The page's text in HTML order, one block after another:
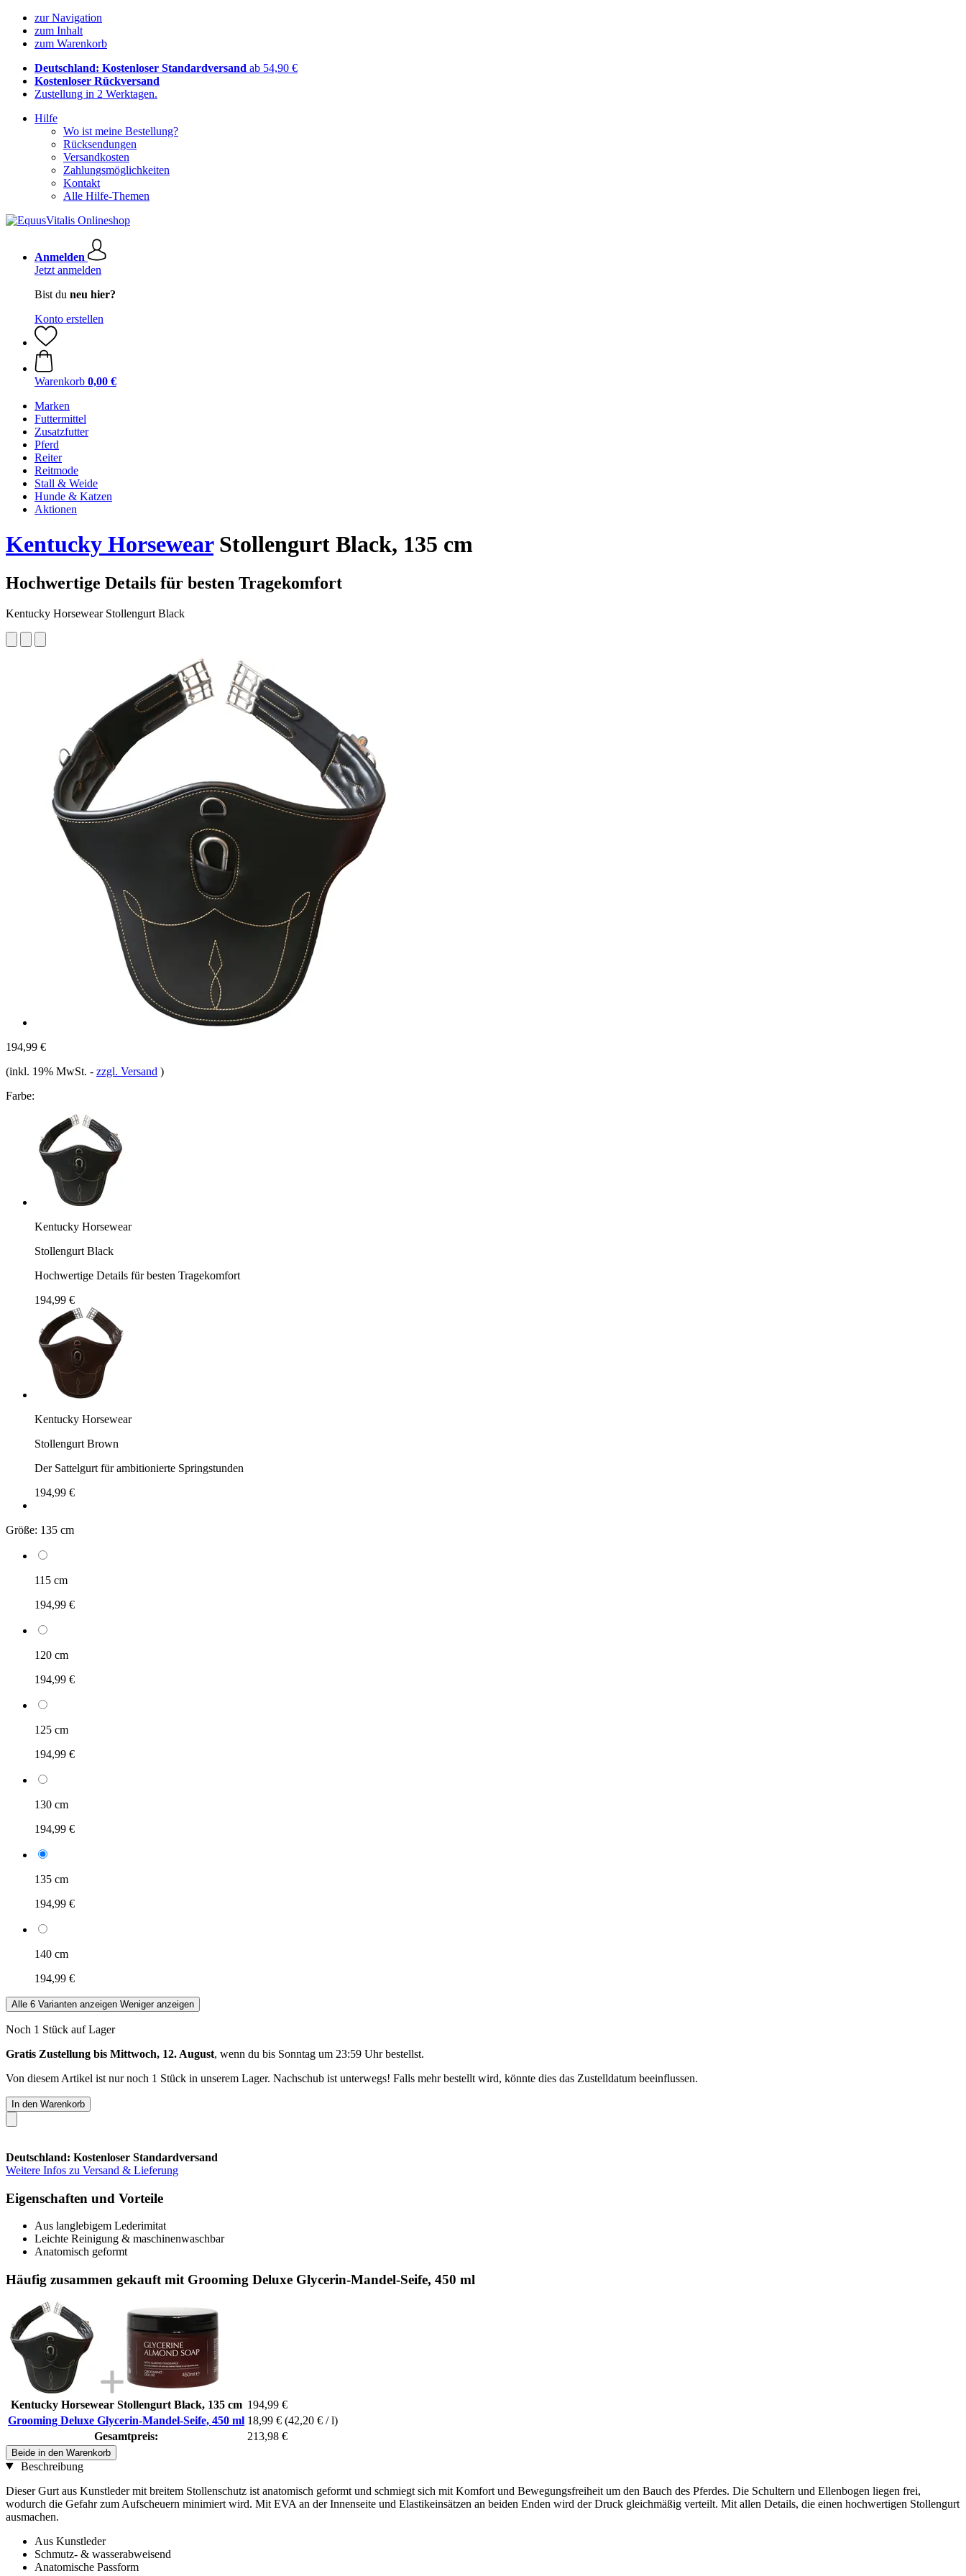
zur Navigation
zum Inhalt
zum Warenkorb
Deutschland: Kostenloser Standardversand ab 54,90 €
Kostenloser Rückversand
Zustellung in 2 Werktagen.
Hilfe
Wo ist meine Bestellung?
Rücksendungen
Versandkosten
Zahlungsmöglichkeiten
Kontakt
Alle Hilfe-Themen
Anmelden
Jetzt anmelden
Bist du neu hier?
Konto erstellen
Warenkorb 0,00 €
Marken
Futtermittel
Zusatzfutter
Pferd
Reiter
Reitmode
Stall & Weide
Hunde & Katzen
Aktionen
Kentucky HorsewearStollengurt Black, 135 cm
Hochwertige Details für besten Tragekomfort
Kentucky Horsewear Stollengurt Black
194,99 €
(inkl. 19% MwSt. - zzgl. Versand )
Farbe:
Kentucky Horsewear
Stollengurt Black
Hochwertige Details für besten Tragekomfort
194,99 €
Kentucky Horsewear
Stollengurt Brown
Der Sattelgurt für ambitionierte Springstunden
194,99 €
Größe: 135 cm
115 cm
194,99 €
120 cm
194,99 €
125 cm
194,99 €
130 cm
194,99 €
135 cm
194,99 €
140 cm
194,99 €
Alle 6 Varianten anzeigen Weniger anzeigen
Noch 1 Stück auf Lager
Gratis Zustellung bis Mittwoch, 12. August, wenn du bis Sonntag um 23:59 Uhrbestellst.
Von diesem Artikel ist nur noch 1 Stück in unserem Lager. Nachschub ist unterwegs! Falls mehr bestellt wird, könnte dies das Zustelldatum beeinflussen.
In den Warenkorb
Deutschland: Kostenloser Standardversand
Weitere Infos zu Versand & Lieferung
Eigenschaften und Vorteile
Aus langlebigem Lederimitat
Leichte Reinigung & maschinenwaschbar
Anatomisch geformt
Häufig zusammen gekauft mit Grooming Deluxe Glycerin-Mandel-Seife, 450 ml
Kentucky Horsewear Stollengurt Black, 135 cm 194,99 €
Grooming Deluxe Glycerin-Mandel-Seife, 450 ml 18,99 € (42,20 € / l)
Gesamtpreis:
213,98 €
Beide in den Warenkorb
Beschreibung
Dieser Gurt aus Kunstleder mit breitem Stollenschutz ist anatomisch geformt und schmiegt sich mit Komfort und Bewegungsfreiheit um den Bauch des Pferdes. Die Schultern und Ellenbogen liegen frei,
wodurch die Gefahr zum Aufscheuern minimiert wird. Mit EVA an der Innenseite und Elastikeinsätzen an beiden Enden wird der Druck gleichmäßig verteilt. Mit allen Details, die einen hochwertigen Stollengurt
ausmachen.
Aus Kunstleder
Schmutz- & wasserabweisend
Anatomische Passform